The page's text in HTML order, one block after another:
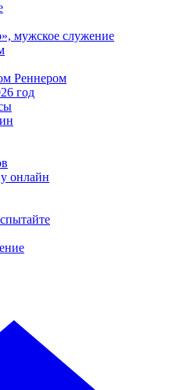
мужское служение
Реннером
год
онлайн